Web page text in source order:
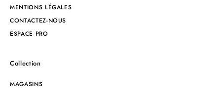
MENTIONS LÉGALES
CONTACTEZ-NOUS
ESPACE PRO
Collection
MAGASINS